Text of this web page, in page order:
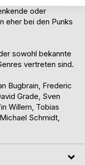
oder
eher bei den Punks
sowohl bekannte
vertreten sind.
Bugbrain, Frederic
Grade, Sven
Willem, Tobias
Schmidt,